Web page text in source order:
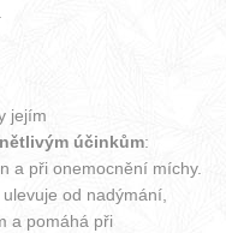
jejím
účinkům:
a při onemocnění míchy.
od nadýmání,
a pomáhá při